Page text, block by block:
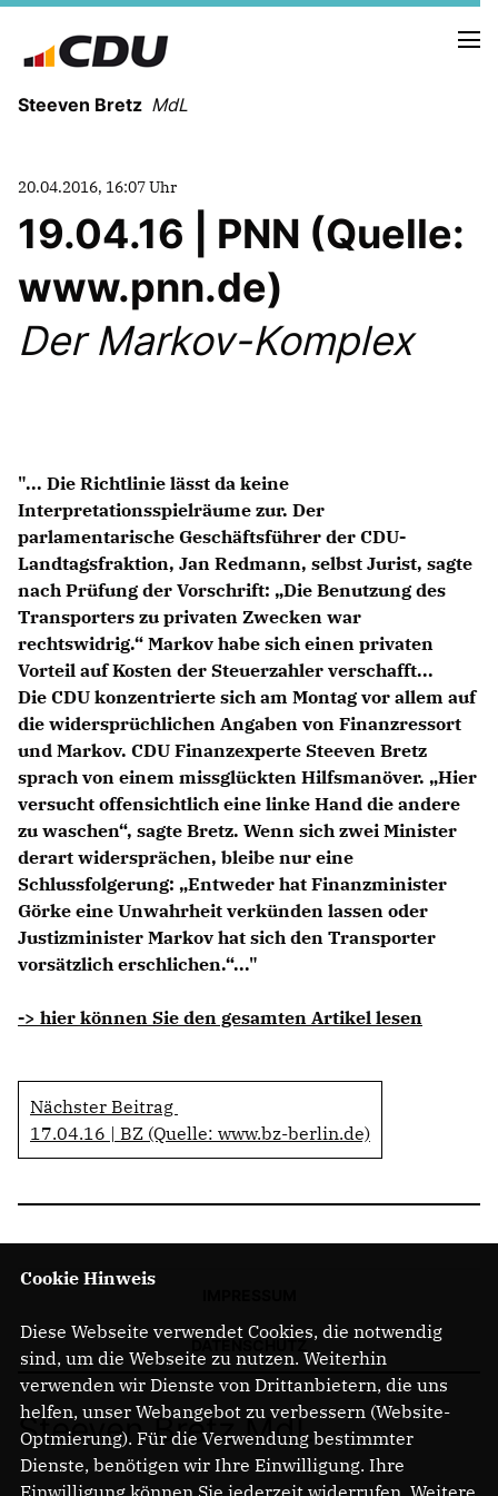
Steeven Bretz MdL
VITA
WAHLKREISBESUCHE
PRESSEFOTOS
MEIN BÜRGERBÜRO
Redebeiträge
Anträge CDU
Kleine Anfragen
CDU Deutschland
CDU Fraktion im Brandenburger Landtag
CDU Brandenburg
CDU Potsdam
20.04.2016, 16:07 Uhr
19.04.16 | PNN (Quelle:
www.pnn.de)
Der Markov-Komplex
"... Die Richtlinie lässt da keine
Interpretationsspielräume zur. Der
parlamentarische Geschäftsführer der CDU-
Landtagsfraktion, Jan Redmann, selbst Jurist, sagte
nach Prüfung der Vorschrift: „Die Benutzung des
Transporters zu privaten Zwecken war
rechtswidrig.“ Markov habe sich einen privaten
Vorteil auf Kosten der Steuerzahler verschafft...
Die CDU konzentrierte sich am Montag vor allem auf
die widersprüchlichen Angaben von Finanzressort
und Markov. CDU Finanzexperte Steeven Bretz
sprach von einem missglückten Hilfsmanöver. „Hier
versucht offensichtlich eine linke Hand die andere
zu waschen“, sagte Bretz. Wenn sich zwei Minister
derart widersprächen, bleibe nur eine
Schlussfolgerung: „Entweder hat Finanzminister
Görke eine Unwahrheit verkünden lassen oder
Justizminister Markov hat sich den Transporter
vorsätzlich erschlichen.“..."
-> hier können Sie den gesamten Artikel lesen
Nächster Beitrag
17.04.16 | BZ (Quelle: www.bz-berlin.de)
Steeven Bretz MdL
Cookie Hinweis
Diese Webseite verwendet Cookies, die notwendig
sind, um die Webseite zu nutzen. Weiterhin
verwenden wir Dienste von Drittanbietern, die uns
helfen, unser Webangebot zu verbessern (Website-
Optmierung). Für die Verwendung bestimmter
Dienste, benötigen wir Ihre Einwilligung. Ihre
Einwilligung können Sie jederzeit widerrufen. Weitere